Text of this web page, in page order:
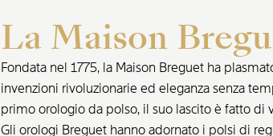
La Maison
Fondata nel 1775, la Maison Breguet ha
invenzioni rivoluzionarie ed eleganza senza
primo orologio da polso, il suo lascito è fatto di
Gli orologi Breguet hanno adornato i polsi di